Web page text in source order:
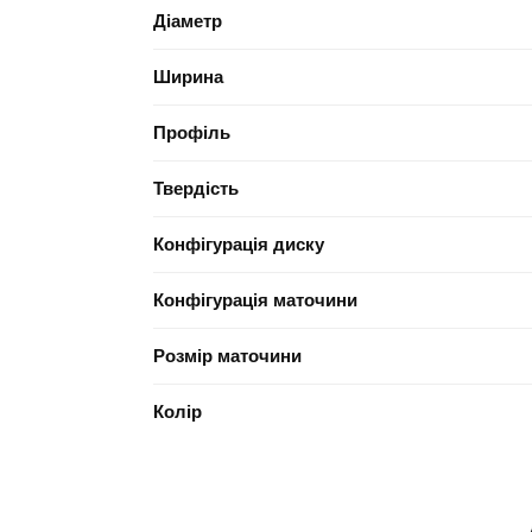
Діаметр
Ширина
Профіль
Твердість
Конфігурація диску
Конфігурація маточини
Розмір маточини
Колір